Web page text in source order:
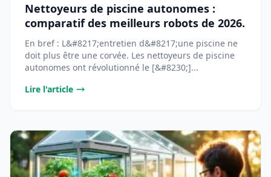
Nettoyeurs de piscine autonomes :
comparatif des meilleurs robots de 2026.
En bref : L&#8217;entretien d&#8217;une piscine ne
doit plus être une corvée. Les nettoyeurs de piscine
autonomes ont révolutionné le [&#8230;]...
Lire l'article